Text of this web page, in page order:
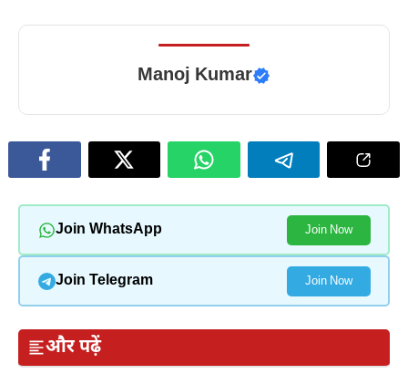
Manoj Kumar
Join WhatsApp Join Now
Join Telegram Join Now
और पढ़ें